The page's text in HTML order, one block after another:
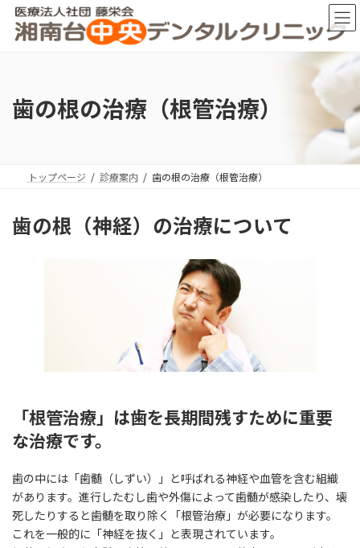
歯の根の治療（根管治療）
トップページ 診療案内 歯の根の治療（根管治療）
歯の根（神経）の治療について
「根管治療」は歯を長期間残すために重要
な治療です。
歯の中には「歯髄（しずい）」と呼ばれる神経や血管を含む組織
があります。進行したむし歯や外傷によって歯髄が感染したり、壊
死したりすると歯髄を取り除く「根管治療」が必要になります。
これを一般的に「神経を抜く」と表現されています。